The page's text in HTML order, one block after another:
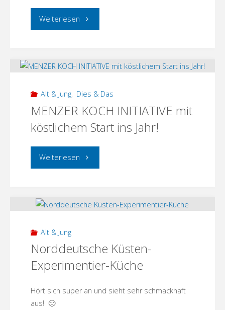
Weiterlesen "Besuch
Schliemann-
in
Ankershagen"
Alt & Jung, Dies & Das
MENZER KOCH INITIATIVE mit
köstlichem Start ins Jahr!
Weiterlesen "MENZER
INITIATIVE
köstlichem
Start
Alt & Jung
Norddeutsche Küsten-
Experimentier-Küche
Hört sich super an und sieht sehr schmackhaft
aus! 🙂